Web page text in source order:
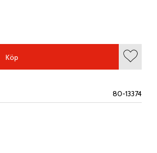
Köp
Lägg
80-13374